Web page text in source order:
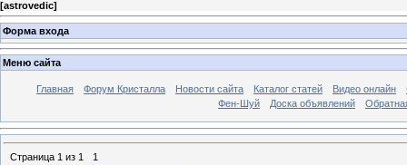
[astrovedic]
Форма входа
Меню сайта
Главная Форум Кристалла Новости сайта Каталог статей Видео онлайн
Фен-Шуй
Доска объявлений
Страница 1 из 1
1